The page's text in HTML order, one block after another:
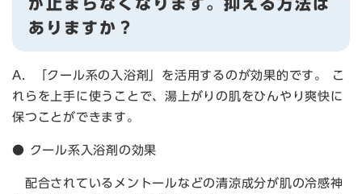
ありますか？
A．「クール系の入浴剤」を活用するのが効果的です。 こ
れらを上手に使うことで、湯上がりの肌をひんやり爽快に
保つことができます。
● クール系入浴剤の効果
配合されているメントールなどの清涼成分が肌の冷感神